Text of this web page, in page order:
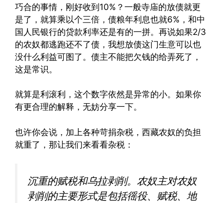
巧合的事情，刚好收到10%？一般寺庙的放债就更
是了，就算乘以个三倍，债粮年利息也就6%，和中
国人民银行的贷款利率还是有的一拼。再说如果2/3
的农奴都逃跑还不了债，我想放债这门生意可以也
没什么利益可图了。债主不能把欠钱的给弄死了，
这是常识。
就算是利滚利，这个数字依然是异常的小。如果你
有更合理的解释，无妨分享一下。
也许你会说，加上各种苛捐杂税，西藏农奴的负担
就重了，那让我们来看看杂税：
沉重的赋税和乌拉剥削。农奴主对农奴
剥削的主要形式是包括徭役、赋税、地